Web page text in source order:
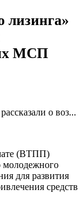
лизинга»
МСП
о воз...
(ВТПП)
молодежного
для развития
средств